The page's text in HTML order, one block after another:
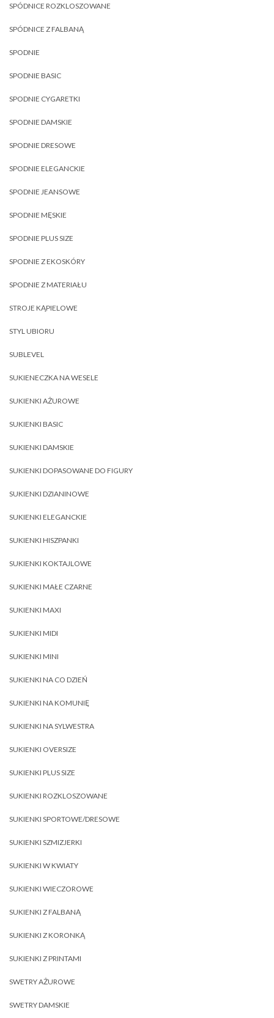
SPÓDNICE ROZKLOSZOWANE
SPÓDNICE Z FALBANĄ
SPODNIE
SPODNIE BASIC
SPODNIE CYGARETKI
SPODNIE DAMSKIE
SPODNIE DRESOWE
SPODNIE ELEGANCKIE
SPODNIE JEANSOWE
SPODNIE MĘSKIE
SPODNIE PLUS SIZE
SPODNIE Z EKOSKÓRY
SPODNIE Z MATERIAŁU
STROJE KĄPIELOWE
STYL UBIORU
SUBLEVEL
SUKIENECZKA NA WESELE
SUKIENKI AŻUROWE
SUKIENKI BASIC
SUKIENKI DAMSKIE
SUKIENKI DOPASOWANE DO FIGURY
SUKIENKI DZIANINOWE
SUKIENKI ELEGANCKIE
SUKIENKI HISZPANKI
SUKIENKI KOKTAJLOWE
SUKIENKI MAŁE CZARNE
SUKIENKI MAXI
SUKIENKI MIDI
SUKIENKI MINI
SUKIENKI NA CO DZIEŃ
SUKIENKI NA KOMUNIĘ
SUKIENKI NA SYLWESTRA
SUKIENKI OVERSIZE
SUKIENKI PLUS SIZE
SUKIENKI ROZKLOSZOWANE
SUKIENKI SPORTOWE/DRESOWE
SUKIENKI SZMIZJERKI
SUKIENKI W KWIATY
SUKIENKI WIECZOROWE
SUKIENKI Z FALBANĄ
SUKIENKI Z KORONKĄ
SUKIENKI Z PRINTAMI
SWETRY AŻUROWE
SWETRY DAMSKIE